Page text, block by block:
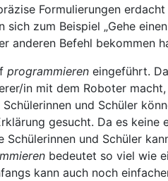
Formulierungen
zum Beispiel „Gehe
anderen Befehl bekommen
programmieren eingeführt.
in mit dem Roboter
und Schüler
gesucht. Da es
und Schüler
bedeutet so viel wie
kann auch noch